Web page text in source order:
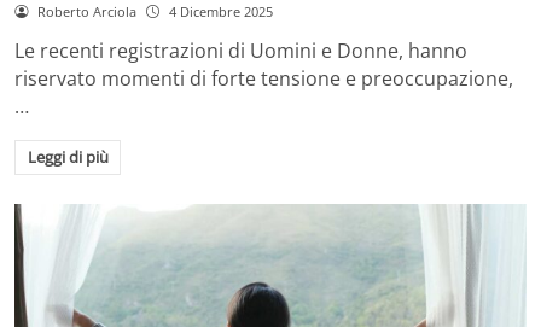
Roberto Arciola 4 Dicembre 2025
Le recenti registrazioni di Uomini e Donne, hanno
riservato momenti di forte tensione e preoccupazione,
…
Leggi di più